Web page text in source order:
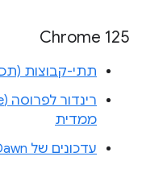
‫Chrome 125
תתי-קבוצות
ממדית
עדכונים של Dawn